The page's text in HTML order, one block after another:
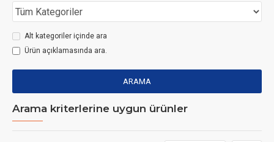
Alt kategoriler içinde ara
Ürün açıklamasında ara.
ARAMA
Arama kriterlerine uygun ürünler